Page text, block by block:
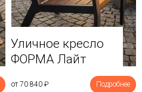
Уличное кресло
ФОРМА Лайт
от 70 840 ₽ Подробнее